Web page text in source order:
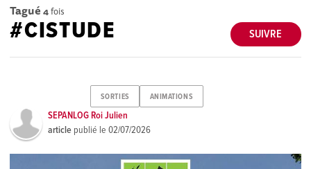
Tagué 4fois
SUIVRE
#CISTUDE
SORTIES ANIMATIONS
SEPANLOG Roi Julien
article publié le02/07/2026